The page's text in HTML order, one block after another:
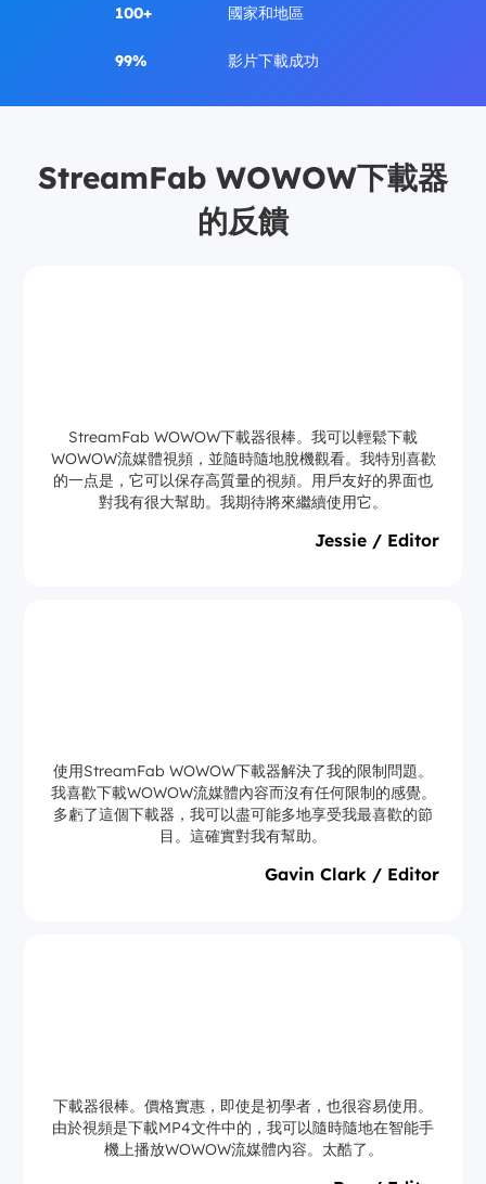
100+ 國家和地區
99% 影片下載成功
StreamFab WOWOW下載器
的反饋
StreamFab WOWOW下載器很棒。我可以輕鬆下載
WOWOW流媒體視頻，並隨時隨地脫機觀看。我特別喜歡
的一点是，它可以保存高質量的視頻。用戶友好的界面也
對我有很大幫助。我期待將來繼續使用它。
Jessie / Editor
使用StreamFab WOWOW下載器解決了我的限制問題。
我喜歡下載WOWOW流媒體內容而沒有任何限制的感覺。
多虧了這個下載器，我可以盡可能多地享受我最喜歡的節
目。這確實對我有幫助。
Gavin Clark / Editor
下載器很棒。價格實惠，即使是初學者，也很容易使用。
由於視頻是下載MP4文件中的，我可以隨時隨地在智能手
機上播放WOWOW流媒體內容。太酷了。